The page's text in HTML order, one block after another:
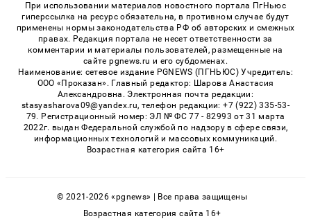
При использовании материалов новостного портала ПгНьюс
гиперссылка на ресурс обязательна, в противном случае будут
применены нормы законодательства РФ об авторских и смежных
правах. Редакция портала не несет ответственности за
комментарии и материалы пользователей, размещенные на
сайте pgnews.ru и его субдоменах.
Наименование: сетевое издание PGNEWS (ПГНЬЮС) Учредитель:
ООО «Проказан». Главный редактор: Шарова Анастасия
Александровна. Электронная почта редакции:
stasyasharova09@yandex.ru, телефон редакции: +7 (922) 335-53-
79. Регистрационный номер: ЭЛ № ФС 77 - 82993 от 31 марта
2022г. выдан Федеральной службой по надзору в сфере связи,
информационных технологий и массовых коммуникаций.
Возрастная категория сайта 16+
© 2021-2026 «pgnews» | Все права защищены
Возрастная категория сайта 16+